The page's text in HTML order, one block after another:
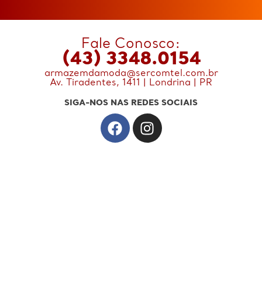
Fale Conosco:
(43) 3348.0154
armazemdamoda@sercomtel.com.br
Av. Tiradentes, 1411 | Londrina | PR
SIGA-NOS NAS REDES SOCIAIS